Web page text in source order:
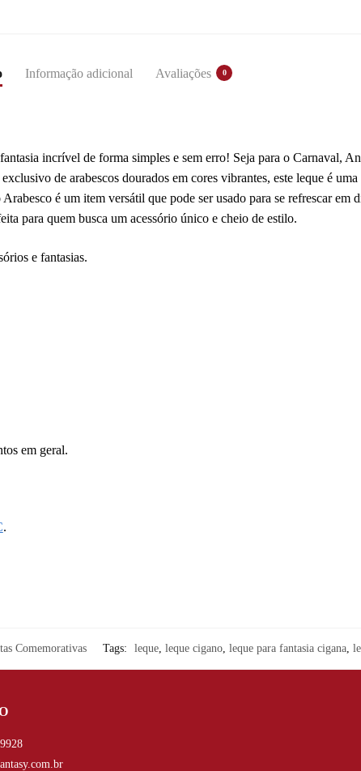
Informação adicional Avaliações 0
incrível de forma simples e sem erro! Seja para o Carnaval,
de arabescos dourados em cores vibrantes, este leque é
é um item versátil que pode ser usado para se refrescar em
para quem busca um acessório único e cheio de estilo.
e fantasias.
em geral.
.
Comemorativas Tags: leque, leque cigano, leque para fantasia cigana,